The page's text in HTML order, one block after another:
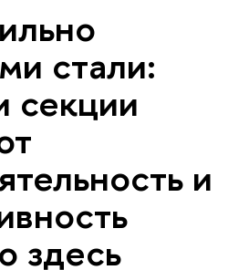
стали:
секции
и
здесь